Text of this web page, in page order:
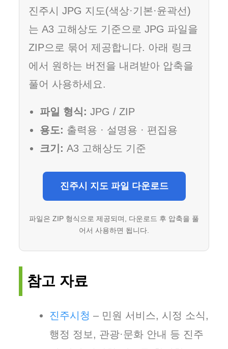
진주시 JPG 지도(색상·기본·윤곽선)
는 A3 고해상도 기준으로 JPG 파일을
ZIP으로 묶어 제공합니다. 아래 링크
에서 원하는 버전을 내려받아 압축을
풀어 사용하세요.
파일 형식: JPG / ZIP
용도: 출력용 · 설명용 · 편집용
크기: A3 고해상도 기준
진주시 지도 파일 다운로드
파일은 ZIP 형식으로 제공되며, 다운로드 후 압축을 풀
어서 사용하면 됩니다.
참고 자료
진주시청 – 민원 서비스, 시정 소식,
행정 정보, 관광·문화 안내 등 진주